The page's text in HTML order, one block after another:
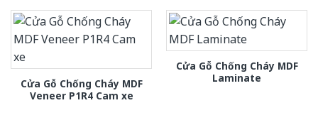
Cửa Gỗ Chống Cháy MDF
Veneer P1R4 Cam xe
Cửa Gỗ Chống Cháy MDF
Laminate